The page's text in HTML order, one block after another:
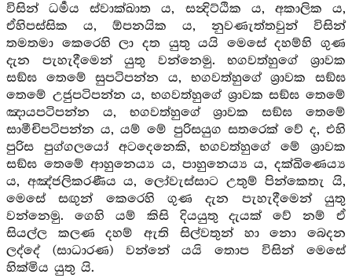
විසින් ධර්‍මය ස්වාක්ඛාත ය, සන්‍දිට්ඨික ය, අකාලික ය,
ඒහිපස්සික ය, ඕපනයික ය, නුවණැත්තවුන් විසින්
තමතමා කෙරෙහි ලා දත යුතු යයි මෙසේ දහම්හි ගුණ
දැන පැහැදීමෙන් යුතු වන්නෙමු. භගවත්හුගේ ශ්‍රාවක
සඞ්ඝ තෙමේ සුපටිපන්න ය, භගවත්හුගේ ශ්‍රාවක සඞ්ඝ
තෙමේ උජුපටිපන්න ය, භගවත්හුගේ ශ්‍රාවක සඞ්ඝ තෙමේ
ඤායපටිපන්න ය, භගවත්හුගේ ශ්‍රාවක සඞ්ඝ තෙමේ
සාමීචිපටිපන්න ය, යම් මේ පුරිසයුග සතරෙක් වේ ද, එහි
පුරිස පුග්ගලයෝ අටදෙනෙකි, භගවත්හුගේ මේ ශ්‍රාවක
සඞ්ඝ තෙමේ ආහුනෙය්‍ය ය, පාහුනෙය්‍ය ය, දක්ඛිණෙය්‍ය
ය, අඤ්ජලිකරණීය ය, ලෝවැස්සාට උතුම් පින්කෙතැ යි,
මෙසේ සඟුන් කෙරෙහි ගුණ දැන පැහැදීමෙන් යුතු
වන්නෙමු. ගෙහි යම් කිසි දියයුතු දැයක් වේ නම් ඒ
සියල්ල කලණ දහම් ඇති සිල්වතුන් හා නො බෙදන
ලද්දේ (සාධාරණ) වන්නේ යයි තොප විසින් මෙසේ
හික්මිය යුතු යි.